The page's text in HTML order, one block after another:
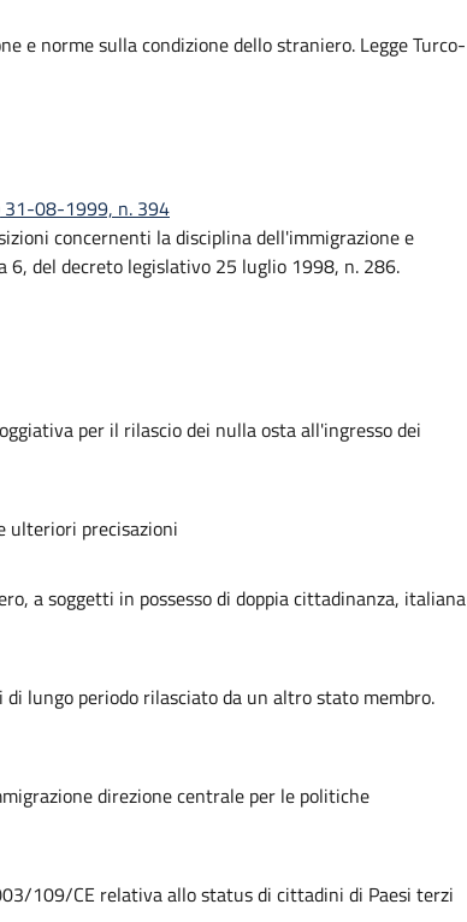
e norme sulla condizione dello straniero. Legge Turco-
31-08-1999, n. 394
concernenti la disciplina dell'immigrazione e
6, del decreto legislativo 25 luglio 1998, n. 286.
per il rilascio dei nulla osta all'ingresso dei
ulteriori precisazioni
a soggetti in possesso di doppia cittadinanza, italiana
lungo periodo rilasciato da un altro stato membro.
direzione centrale per le politiche
109/CE relativa allo status di cittadini di Paesi terzi